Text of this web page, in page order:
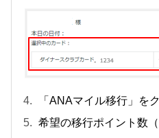
「ANAマイル移行」を
希望の移行ポイント数